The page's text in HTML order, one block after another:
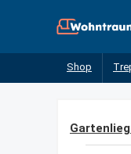
Shop